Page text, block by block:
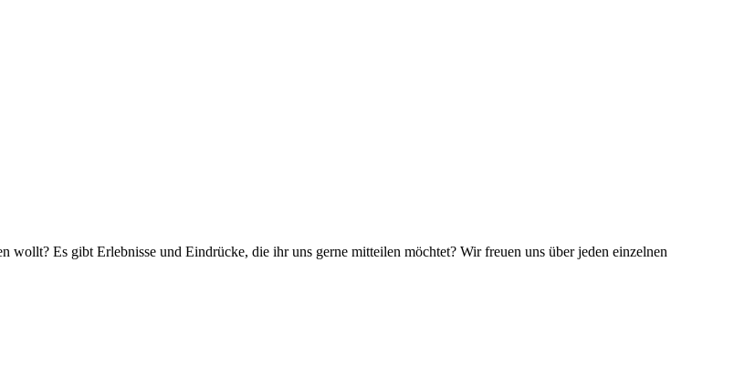
wollt? Es gibt Erlebnisse und Eindrücke, die ihr uns gerne mitteilen möchtet? Wir freuen uns über jeden einzelnen